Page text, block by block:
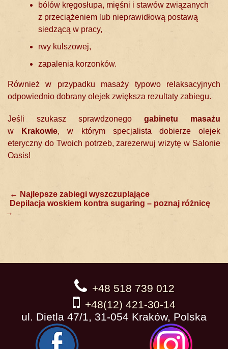
bólów kręgosłupa, mięśni i stawów związanych
z przeciążeniem lub nieprawidłową postawą
siedzącą w pracy,
rwy kulszowej,
zapalenia korzonków.
Również w przypadku masaży typowo relaksacyjnych
odpowiednio dobrany olejek zwiększa rezultaty zabiegu.
Jeśli szukasz sprawdzonego gabinetu masażu
w
Krakowie, w którym specjalista dobierze olejek
eteryczny do Twoich potrzeb, zarezerwuj wizytę w Salonie
Oasis!
Post
navigation
← Najlepsze zabiegi wyszczuplające
Depilacja woskiem kontra sugaring – poznaj różnicę
→
+48 518 739 012
+48(12) 421-30-14
ul. Dietla 47/1, 31-054 Kraków, Polska